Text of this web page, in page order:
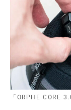
「ORPHE CORE